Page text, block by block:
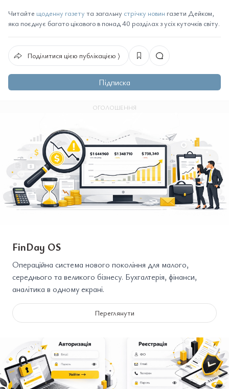
Читайте щоденну газету та загальну стрічку новин газети Дейком,
яка поєднує багато цікавого в понад 40 розділах з усіх куточків світу.
Поділитися цією публікацією ⟩
Підписка
ОГОЛОШЕННЯ
FinDay OS
Операційна система нового покоління для малого,
середнього та великого бізнесу. Бухгалтерія, фінанси,
аналітика в одному екрані.
Переглянути